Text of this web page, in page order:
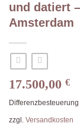
und datiert
Amsterdam
17.500,00 €
zzgl. Versandkosten